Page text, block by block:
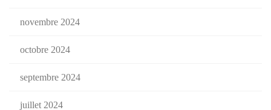
novembre 2024
octobre 2024
septembre 2024
juillet 2024